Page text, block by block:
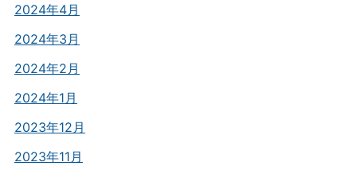
2024年4月
2024年3月
2024年2月
2024年1月
2023年12月
2023年11月